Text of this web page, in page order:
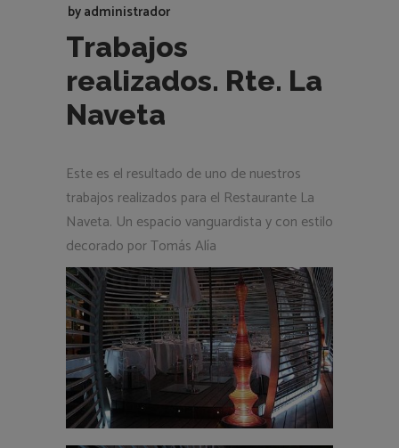
byadministrador
Trabajos
realizados. Rte. La
Naveta
Este es el resultado de uno de nuestros
trabajos realizados para el Restaurante La
Naveta. Un espacio vanguardista y con estilo
decorado por Tomás Alía